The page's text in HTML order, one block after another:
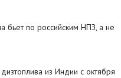
бьет по российским НПЗ, а не
из Индии с октября